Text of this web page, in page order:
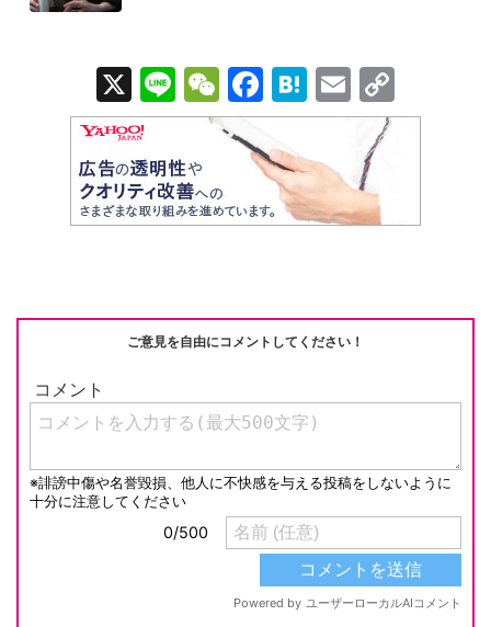
X
Li
n
e
W
e
C
at
F
a
c
e
b
k
H
at
e
n
a
E
m
ail
o
Li
ご意見を自由にコメントしてください！